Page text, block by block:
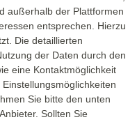
außerhalb der Plattformen
entsprechen. Hierzu
Die detaillierten
der Daten durch den
eine Kontaktmöglichkeit
Sie bitte den unten
Sollten Sie